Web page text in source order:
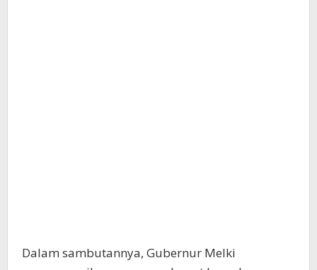
Dalam sambutannya, Gubernur Melki